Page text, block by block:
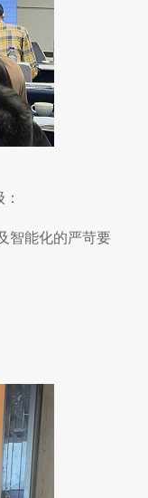
智能化的严苛要